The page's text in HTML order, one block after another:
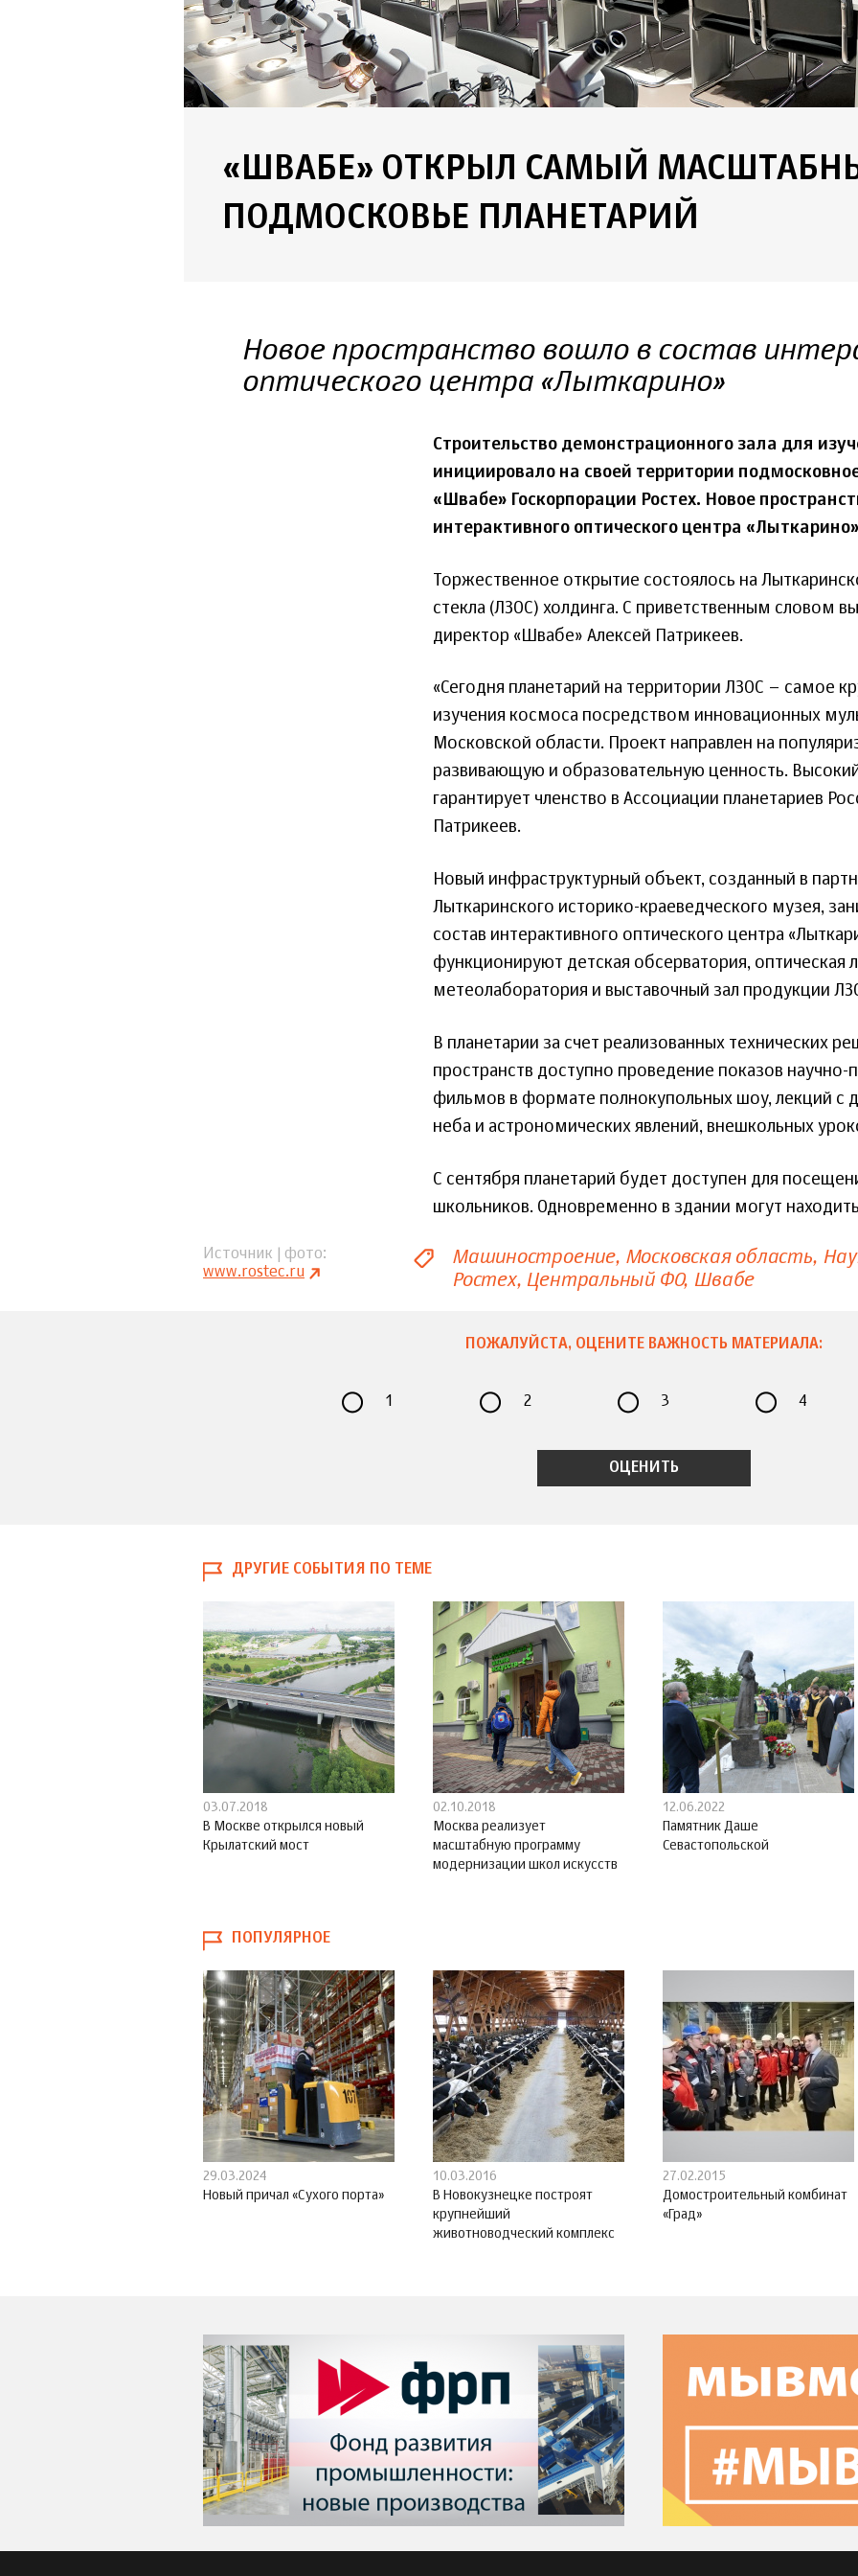
«ШВАБЕ» ОТКРЫЛ САМЫЙ
ПОДМОСКОВЬЕ ПЛАНЕТАРИЙ
Новое пространство вошло в состав
оптического центра «Лыткарино»
Строительство демонстрационного зала для
инициировало на своей территории
«Швабе» Госкорпорации Ростех. Новое
интерактивного оптического центра
Торжественное открытие состоялось на
стекла (ЛЗОС) холдинга. С приветственным словом
директор «Швабе» Алексей Патрикеев.
«Сегодня планетарий на территории ЛЗОС – самое
изучения космоса посредством инновационных
Московской области. Проект направлен на
развивающую и образовательную ценность.
гарантирует членство в Ассоциации планетариев
Патрикеев.
Новый инфраструктурный объект, созданный в
Лыткаринского историко-краеведческого музея,
состав интерактивного оптического центра
функционируют детская обсерватория, оптическая
метеолаборатория и выставочный зал продукции
В планетарии за счет реализованных технических
пространств доступно проведение показов научно-
фильмов в формате полнокупольных шоу, лекций с
неба и астрономических явлений, внешкольных
С сентября планетарий будет доступен для
школьников. Одновременно в здании могут
Источник | фото
www.rostec.ru
Машиностроение Московская область
Ростех Центральный ФО Швабе
ПОЖАЛУЙСТА, ОЦЕНИТЕ ВАЖНОСТЬ МАТЕРИАЛА:
1 2 3 4
ДРУГИЕ СОБЫТИЯ ПО ТЕМЕ
03.07.2018
В Москве открылся новый
Крылатский мост
02.10.2018
Москва реализует
масштабную программу
модернизации школ искусств
12.06.2022
Памятник Даше
Севастопольской
ПОПУЛЯРНОЕ
29.03.2024
Новый причал «Сухого порта»
10.03.2016
В Новокузнецке построят
крупнейший
животноводческий комплекс
27.02.2015
Домостроительный комбинат
«Град»